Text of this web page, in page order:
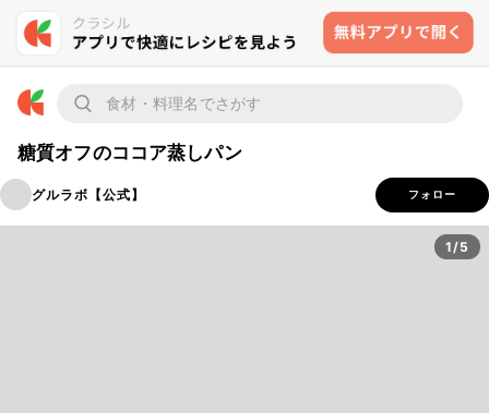
糖質オフのココア蒸しパン
グルラボ【公式】 フォロー
1/5